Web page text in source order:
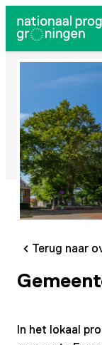
naar
de
Terug naar
In het lokaal